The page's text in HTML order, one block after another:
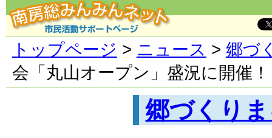
トップページ > ニュース > 郷づ
会「丸山オープン」盛況に開催！
郷づくり